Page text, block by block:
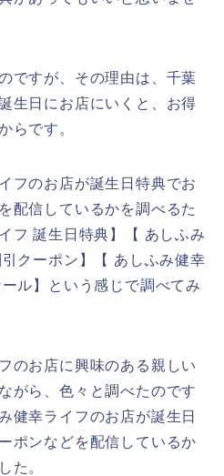
ですが、その理由は、千葉
生日にお店にいくと、お得
らです。
フのお店が誕生日特典でお
配信しているかを調べるた
フ 誕生日特典】【 あしふみ
クーポン】【 あしふみ健幸
ル】という感じで調べてみ
のお店に興味のある親しい
がら、色々と調べたのです
健幸ライフのお店が誕生日
ポンなどを配信しているか
た。